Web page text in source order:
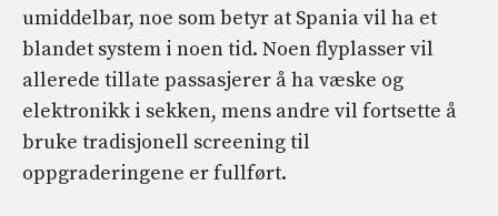
umiddelbar, noe som betyr at Spania vil ha et
blandet system i noen tid. Noen flyplasser vil
allerede tillate passasjerer å ha væske og
elektronikk i sekken, mens andre vil fortsette å
bruke tradisjonell screening til
oppgraderingene er fullført.